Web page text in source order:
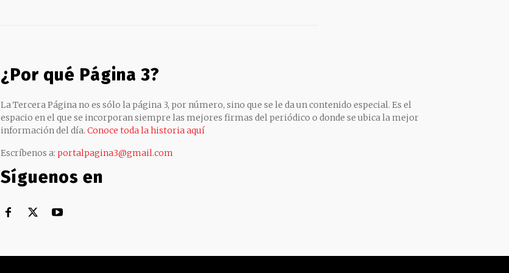
¿Por qué Página 3?
La Tercera Página no es sólo la página 3, por número, sino que se le da un contenido especial. Es el
espacio en el que se incorporan siempre las mejores firmas del periódico o donde se ubica la mejor
información del día. Conoce toda la historia aquí
Escríbenos a: portalpagina3@gmail.com
Síguenos en